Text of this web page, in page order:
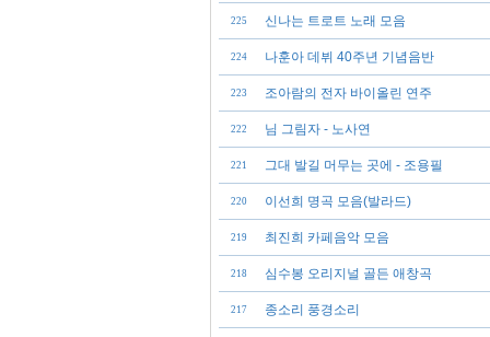
225 신나는 트로트 노래 모음
224 나훈아 데뷔 40주년 기념음반
223 조아람의 전자 바이올린 연주
222 님 그림자 - 노사연
221 그대 발길 머무는 곳에 - 조용필
220 이선희 명곡 모음(발라드)
219 최진희 카페음악 모음
218 심수봉 오리지널 골든 애창곡
217 종소리 풍경소리